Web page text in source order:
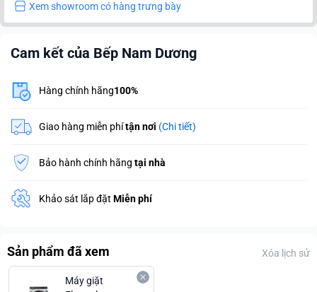
Xem showroom có hàng trưng bày
Cam kết của Bếp Nam Dương
Hàng chính hãng100%
Giao hàng miễn phítận nơi (Chi tiết)
Bảo hành chính hãng tại nhà
Khảo sát lắp đặt Miễn phí
Sản phẩm đã xem Xóa lịch sử
Máy giặt